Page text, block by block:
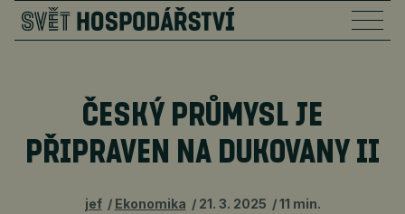
ČESKÝ PRŮMYSL JE
PŘIPRAVEN NA DUKOVANY II
jef Ekonomika 21. 3. 2025 11 min.